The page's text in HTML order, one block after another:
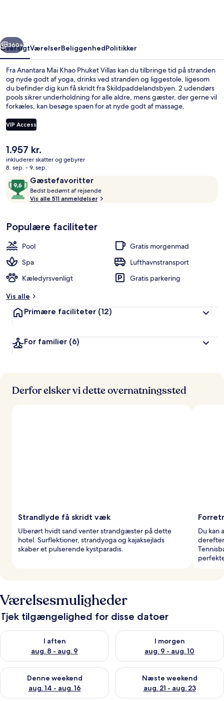
Næste
360+
OversigtVærelserBeliggenhedPolitikker
Fra Anantara Mai Khao Phuket Villas kan du tilbringe tid på stranden
og nyde godt af yoga, drinks ved stranden og liggestole, ligesom
du befinder dig kun få skridt fra Skildpaddelandsbyen. 2 udendørs
pools sikrer underholdning for alle aldre, mens gæster, der gerne vil
forkæles, kan besøge spaen for at nyde godt af massage,
restauranter, serverer thailandske retter og er åben til morgenmad,
frokost og aftensmad. Andre højdepunkter på dette hotel med
en bar ved poolen. Stedets roomservice og hjælpsomme personale
får rigtig gode bedømmelser fra rejsende.
VIP Access
Den
nuværende
pris
1.957 kr.
1.957 kr.
inkluderer skatter og gebyrer
8. sep. - 9. sep.
AnmeldelserGæstefavoritter
9,6
ud
af
Gæstefavoritter
Bedst bedømt af rejsende
a
f
d
e
Vis alle 511 anmeldelser
Populære faciliteter
Pool
Gratis morgenmad
Spa
Lufthavnstransport
Kæledyrsvenligt
Gratis parkering
Vis alle
Primære faciliteter (12)
For familier (6)
Derfor elsker vi dette overnatningssted
Strandlyde få skridt væk
Uberørt hvidt sand venter strandgæster på dette
hotel. Surflektioner, strandyoga og kajaksejlads
skaber et pulserende kystparadis.
Du kan
Værelsesmuligheder
Tjek tilgængelighed for disse datoer
I aften
aug. 8 - aug. 9
Tjek tilgængelighed for i aften aug. 8 - aug. 9
I morgen
aug. 9 - aug. 10
Tjek tilgængelighed for i
Denne weekend
aug. 14 - aug. 16
Tjek tilgængelighed for denne weekend aug. 14 - aug. 16
Næste weekend
aug. 21 - aug. 23
Tjek tilgængelighed for næste